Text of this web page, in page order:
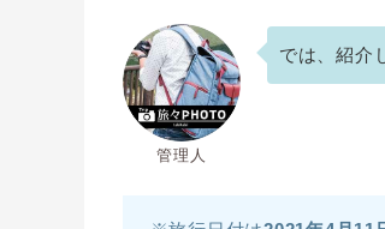
管理人
では、紹介